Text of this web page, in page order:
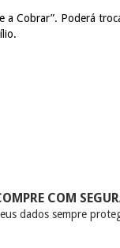
a Cobrar”. Poderá
COM
dados sempre